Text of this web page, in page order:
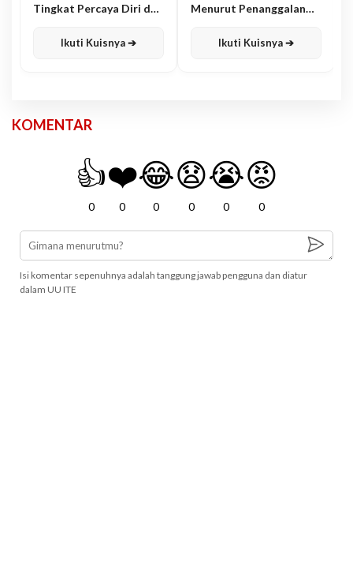
Tingkat Percaya Diri dan
Ikuti Kuisnya ➔
Menurut Penanggalan
Ikuti Kuisnya ➔
KOMENTAR
👍
0
❤️
0
😂
0
😧
0
😭
0
😡
0
Isi komentar sepenuhnya adalah tanggung jawab pengguna dan diatur
dalam UU ITE